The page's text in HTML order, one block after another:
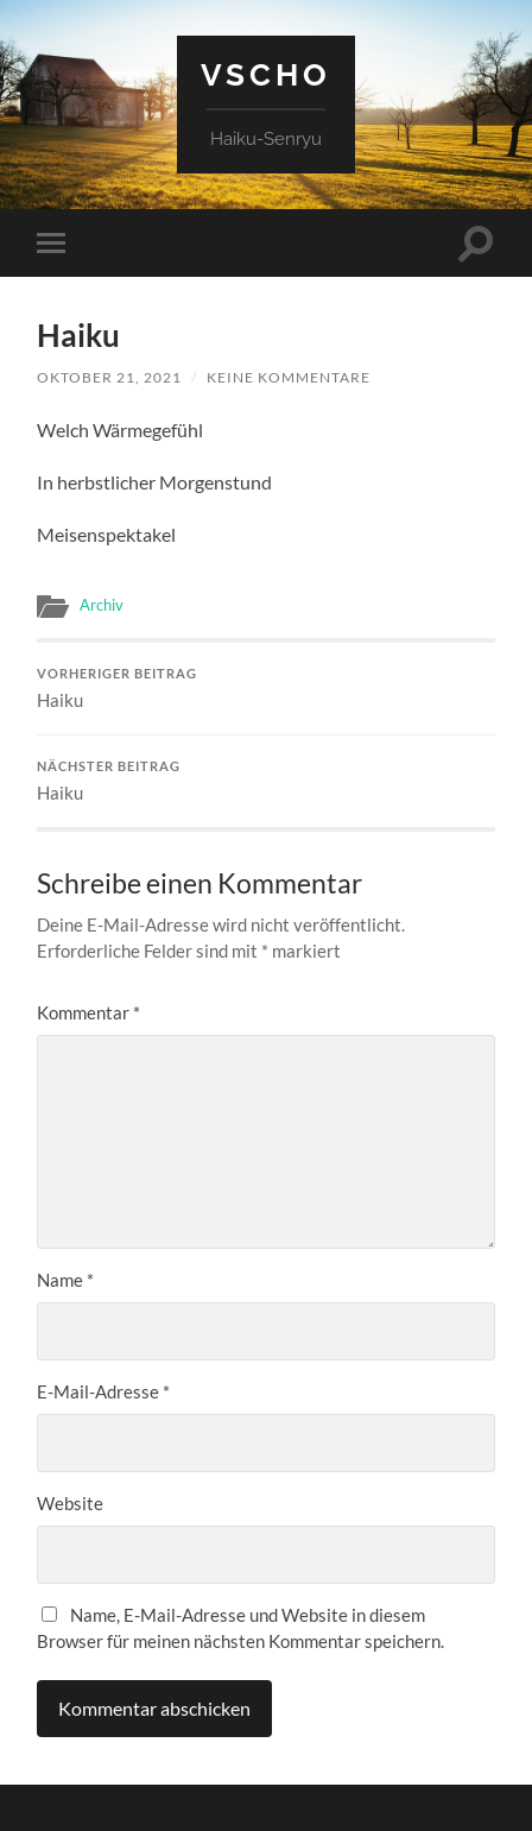
VSCHO
Haiku-Senryu
Mobile-
Menü
Haiku
OKTOBER 21, 2021 / KEINE KOMMENTARE
Welch Wärmegefühl
In herbstlicher Morgenstund
Meisenspektakel
Archiv
VORHERIGER BEITRAG
Haiku
NÄCHSTER BEITRAG
Haiku
Schreibe einen Kommentar
Deine E-Mail-Adresse wird nicht veröffentlicht.
Erforderliche Felder sind mit * markiert
Kommentar *
Name *
E-Mail-Adresse *
Website
Name, E-Mail-Adresse und Website in diesem
Browser für meinen nächsten Kommentar speichern.